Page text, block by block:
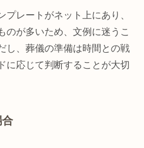
レートがネット上にあり、
のが多いため、文例に迷うこ
し、葬儀の準備は時間との戦
に応じて判断することが大切
合